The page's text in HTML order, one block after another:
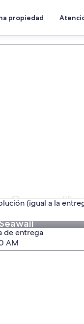
propiedad
Seawall
(igual a la
(igual a la
de entrega